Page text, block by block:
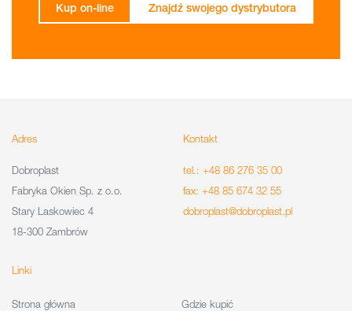
Kup on-line Znajdź swojego dystrybutora
Adres
Dobroplast
Fabryka Okien Sp. z o.o.
Stary Laskowiec 4
18-300 Zambrów
Kontakt
tel.: +48 86 276 35 00
fax: +48 85 674 32 55
dobroplast@dobroplast.pl
Linki
Strona główna
Gdzie kupić